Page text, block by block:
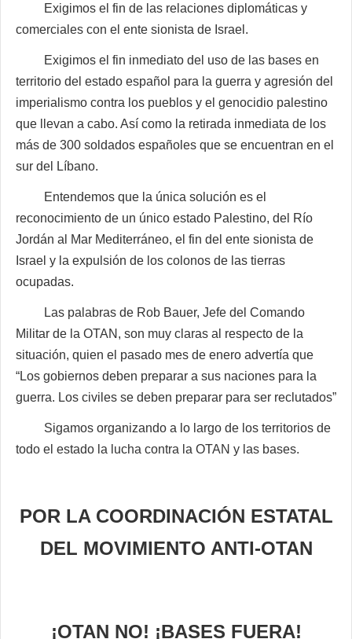
Exigimos el fin de las relaciones diplomáticas y
comerciales con el ente sionista de Israel.
Exigimos el fin inmediato del uso de las bases en
territorio del estado español para la guerra y agresión del
imperialismo contra los pueblos y el genocidio palestino
que llevan a cabo. Así como la retirada inmediata de los
más de 300 soldados españoles que se encuentran en el
sur del Líbano.
Entendemos que la única solución es el
reconocimiento de un único estado Palestino, del Río
Jordán al Mar Mediterráneo, el fin del ente sionista de
Israel y la expulsión de los colonos de las tierras
ocupadas.
Las palabras de Rob Bauer, Jefe del Comando
Militar de la OTAN, son muy claras al respecto de la
situación, quien el pasado mes de enero advertía que
“Los gobiernos deben preparar a sus naciones para la
guerra. Los civiles se deben preparar para ser reclutados”
Sigamos organizando a lo largo de los territorios de
todo el estado la lucha contra la OTAN y las bases.
POR LA COORDINACIÓN ESTATAL
DEL MOVIMIENTO ANTI-OTAN
¡OTAN NO! ¡BASES FUERA!